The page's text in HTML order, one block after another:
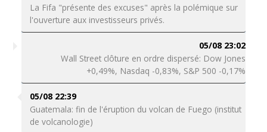
La Fifa "présente des excuses" après la polémique sur
l'ouverture aux investisseurs privés.
05/08 23:02
Wall Street clôture en ordre dispersé: Dow Jones
+0,49%, Nasdaq -0,83%, S&P 500 -0,17%
05/08 22:39
Guatemala: fin de l'éruption du volcan de Fuego (institut
de volcanologie)